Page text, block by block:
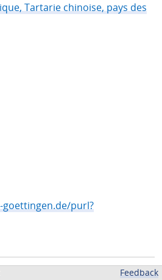
Tartarie chinoise, pays des
purl?
Feedback